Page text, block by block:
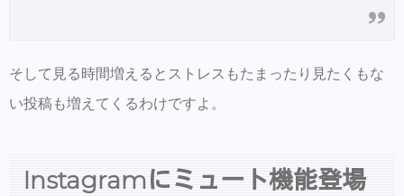
そして見る時間増えるとストレスもたまったり見たくもな
い投稿も増えてくるわけですよ。
Instagramにミュート機能登場